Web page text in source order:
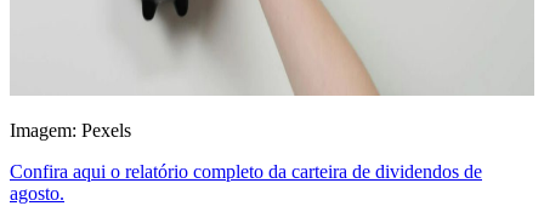
Imagem: Pexels
Confira aqui o relatório completo da carteira de dividendos de
agosto.